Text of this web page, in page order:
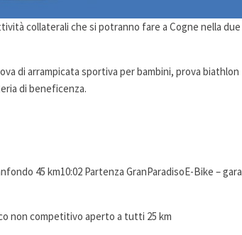
collaterali che si potranno fare a Cogne nella due
di arrampicata sportiva per bambini, prova biathlon
di beneficenza.
45 km10:02 Partenza GranParadisoE-Bike – gara
non competitivo aperto a tutti 25 km